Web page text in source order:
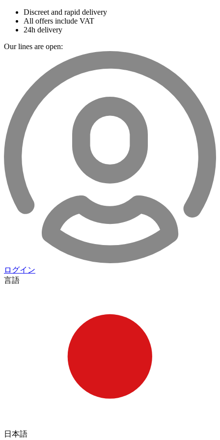
Discreet and rapid delivery
All offers include VAT
24h delivery
Our lines are open:
ログイン
言語
日本語